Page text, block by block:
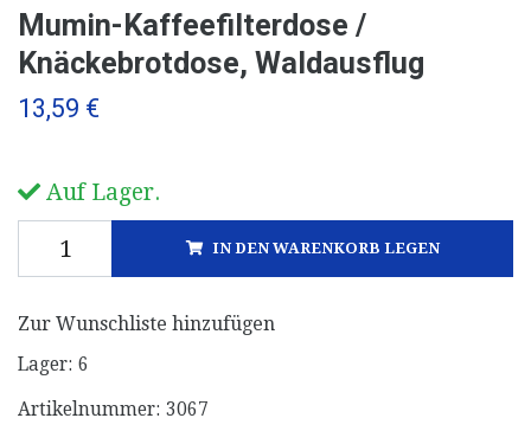
Mumin-Kaffeefilterdose /
Knäckebrotdose, Waldausflug
13,59 €
Auf Lager.
IN DEN WARENKORB LEGEN
Zur Wunschliste hinzufügen
Lager: 6
Artikelnummer: 3067